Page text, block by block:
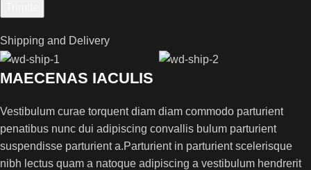
Shipping and Delivery
MAECENAS IACULIS
Vestibulum curae torquent diam diam commodo parturient
penatibus nunc dui adipiscing convallis bulum parturient
suspendisse parturient a.Parturient in parturient scelerisque
nibh lectus quam a natoque adipiscing a vestibulum hendrerit